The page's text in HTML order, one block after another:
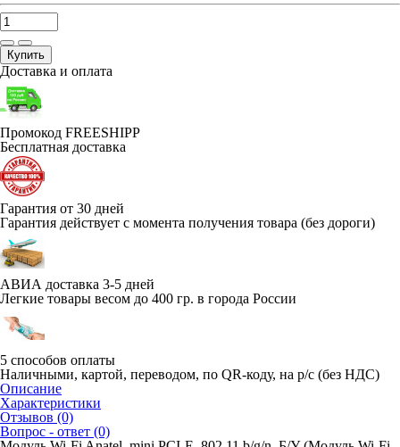
Купить
Доставка и оплата
Промокод FREESHIPP
Бесплатная доставка
Гарантия от 30 дней
Гарантия действует с момента получения товара (без дороги)
АВИА доставка 3-5 дней
Легкие товары весом до 400 гр. в города России
5 способов оплаты
Наличными, картой, переводом, по QR-коду, на р/с (без НДС)
Описание
Характеристики
Отзывов (0)
Вопрос - ответ (0)